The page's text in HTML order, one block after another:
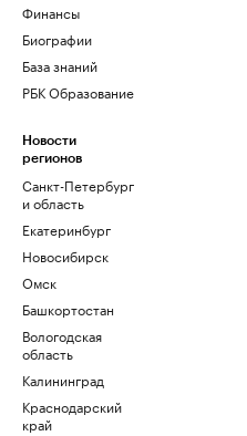
Финансы
Биографии
База знаний
РБК Образование
Новости
регионов
Санкт-Петербург
и область
Екатеринбург
Новосибирск
Омск
Башкортостан
Вологодская
область
Калининград
Краснодарский
край